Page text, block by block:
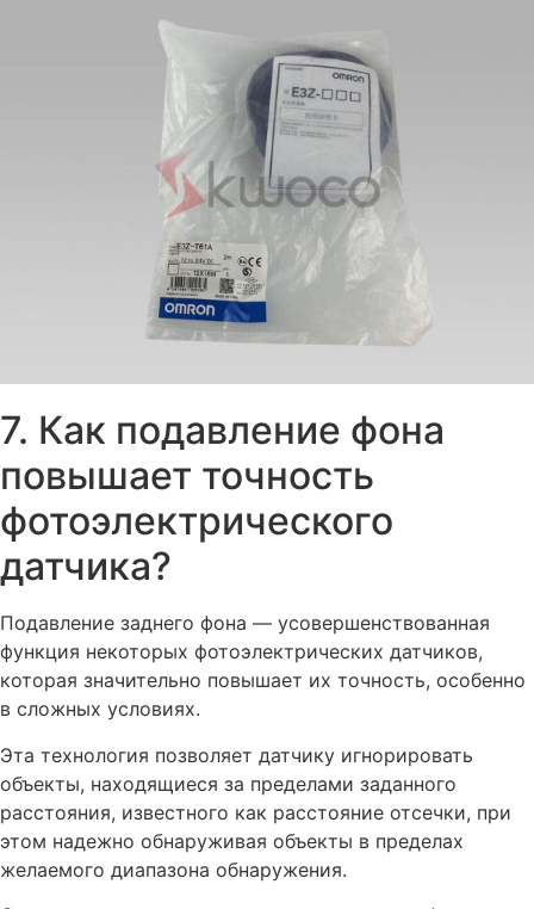
7. Как подавление фона
повышает точность
фотоэлектрического
датчика?
Подавление заднего фона — усовершенствованная
функция некоторых фотоэлектрических датчиков,
которая значительно повышает их точность, особенно
в сложных условиях.
Эта технология позволяет датчику игнорировать
объекты, находящиеся за пределами заданного
расстояния, известного как расстояние отсечки, при
этом надежно обнаруживая объекты в пределах
желаемого диапазона обнаружения.